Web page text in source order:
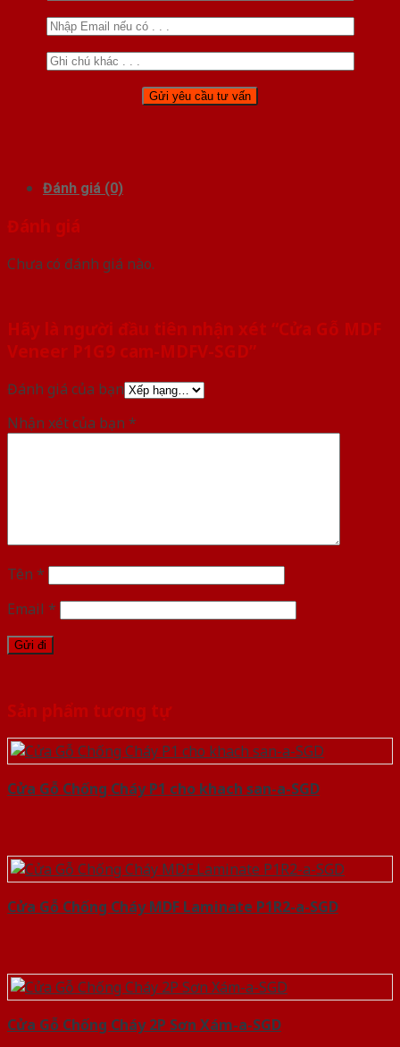
Đánh giá (0)
Đánh giá
Chưa có đánh giá nào.
Hãy là người đầu tiên nhận xét “Cửa Gỗ MDF
Veneer P1G9 cam-MDFV-SGD”
Đánh giá của bạn
Nhận xét của bạn *
Tên *
Email *
Sản phẩm tương tự
Cửa Gỗ Chống Cháy P1 cho khach san-a-SGD
Cửa Gỗ Chống Cháy MDF Laminate P1R2-a-SGD
Cửa Gỗ Chống Cháy 2P Sơn Xám-a-SGD